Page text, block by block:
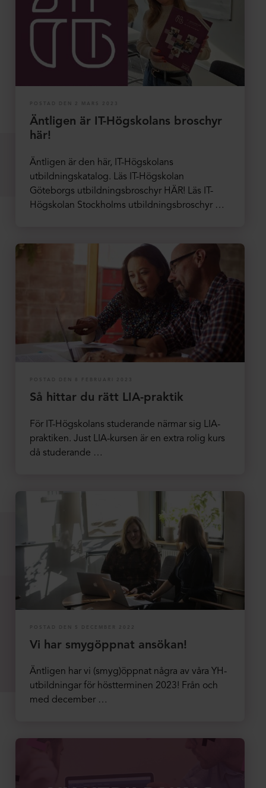
POSTAD DEN 2 MARS 2023
Äntligen är IT-Högskolans broschyr
här!
Äntligen är den här, IT-Högskolans
utbildningskatalog. Läs IT-Högskolan
Göteborgs utbildningsbroschyr HÄR! Läs IT-
Högskolan Stockholms utbildningsbroschyr …
POSTAD DEN 8 FEBRUARI 2023
Så hittar du rätt LIA-praktik
För IT-Högskolans studerande närmar sig LIA-
praktiken. Just LIA-kursen är en extra rolig kurs
då studerande …
POSTAD DEN 5 DECEMBER 2022
Vi har smygöppnat ansökan!
Äntligen har vi (smyg)öppnat några av våra YH-
utbildningar för höstterminen 2023! Från och
med december …